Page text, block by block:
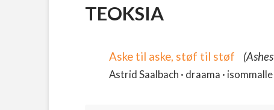
TEOKSIA
Aske til aske, støf til støf
Astrid Saalbach · draama ·